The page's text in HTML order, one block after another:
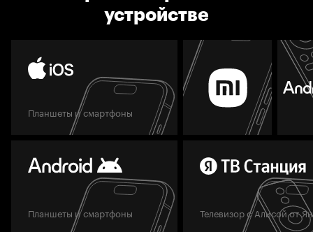
устройстве
Планшеты и смартфоны
Планшеты и смартфоны Телевизор с Алисой от